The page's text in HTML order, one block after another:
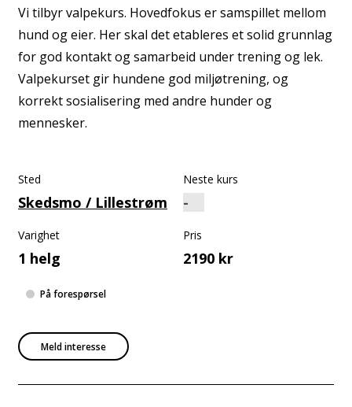
Vi tilbyr valpekurs. Hovedfokus er samspillet mellom
hund og eier. Her skal det etableres et solid grunnlag
for god kontakt og samarbeid under trening og lek.
Valpekurset gir hundene god miljøtrening, og
korrekt sosialisering med andre hunder og
mennesker.
Sted
Skedsmo / Lillestrøm
Neste kurs
Varighet
1 helg
Pris
2190 kr
Meld interesse
På forespørsel